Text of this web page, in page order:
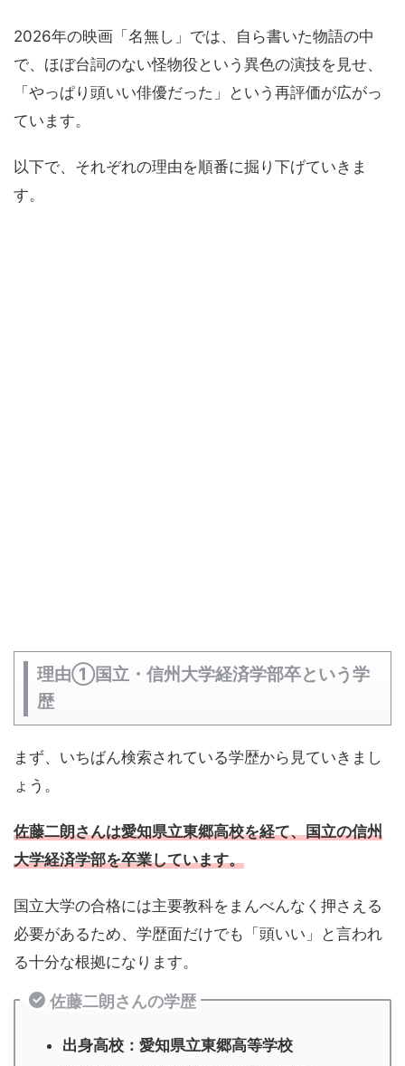
2026年の映画「名無し」では、自ら書いた物語の中
で、ほぼ台詞のない怪物役という異色の演技を見せ、
「やっぱり頭いい俳優だった」という再評価が広がっ
ています。
以下で、それぞれの理由を順番に掘り下げていきま
す。
理由①国立・信州大学経済学部卒という学
歴
まず、いちばん検索されている学歴から見ていきまし
ょう。
佐藤二朗さんは愛知県立東郷高校を経て、国立の信州
大学経済学部を卒業しています。
国立大学の合格には主要教科をまんべんなく押さえる
必要があるため、学歴面だけでも「頭いい」と言われ
る十分な根拠になります。
佐藤二朗さんの学歴
出身高校：愛知県立東郷高等学校